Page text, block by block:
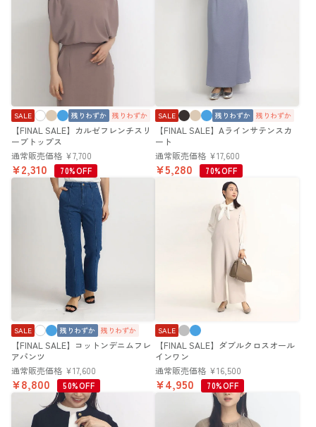
【FINAL SALE】カルゼフレンチスリ
ーブトップス
SALE 残りわずか 残りわずか
通常販売価格 ¥7,700
¥2,310 70%OFF
【FINAL SALE】Aラインサテンスカ
ート
SALE 残りわずか 残りわずか
通常販売価格 ¥17,600
¥5,280 70%OFF
【FINAL SALE】コットンデニムフレ
アパンツ
SALE 残りわずか 残りわずか
通常販売価格 ¥17,600
¥8,800 50%OFF
【FINAL SALE】ダブルクロスオール
インワン
SALE
通常販売価格 ¥16,500
¥4,950 70%OFF